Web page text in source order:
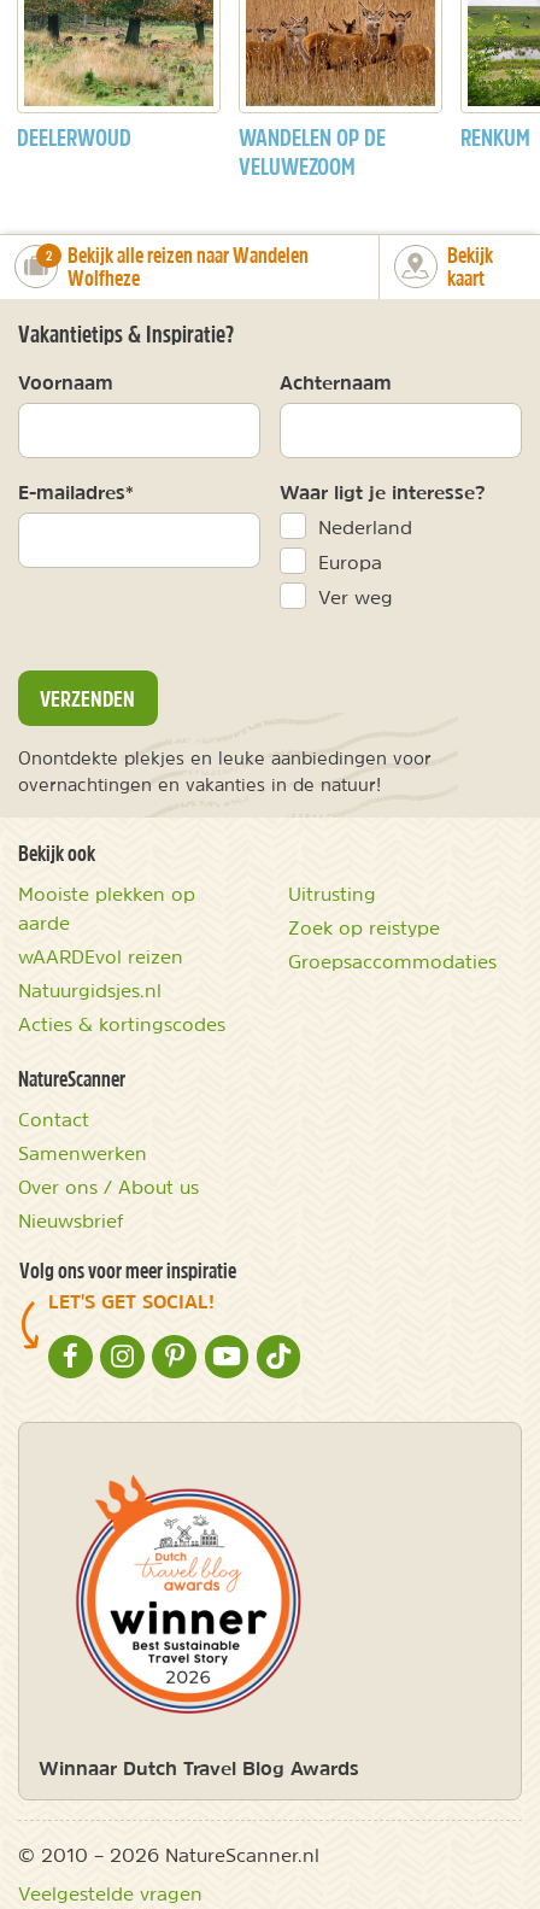
DEELERWOUD
WANDELEN OP DE
VELUWEZOOM
RENKUM
number_of_trips:
2
Bekijk alle reizen naar Wandelen
Wolfheze
Bekijk
kaart
Vakantietips & Inspiratie?
Voornaam Achternaam
E-mailadres* Waar ligt je interesse?
Nederland
Europa
Ver weg
VERZENDEN
Onontdekte plekjes en leuke aanbiedingen voor
overnachtingen en vakanties in de natuur!
Bekijk ook
Mooiste plekken op
aarde
wAARDEvol reizen
Natuurgidsjes.nl
Acties & kortingscodes
Uitrusting
Zoek op reistype
Groepsaccommodaties
NatureScanner
Contact
Samenwerken
Over ons / About us
Nieuwsbrief
Volg ons voor meer inspiratie
LET'S GET SOCIAL!
NATURESCANNER OP FACEBOOK
NATURESCANNER OP INSTAGRAM
NATURESCANNER OP PINTEREST
NATURESCANNER OP YOUTUBE
NATURESCANNER OP TIKTOK
Winnaar Dutch Travel Blog Awards
© 2010 – 2026 NatureScanner.nl
Veelgestelde vragen